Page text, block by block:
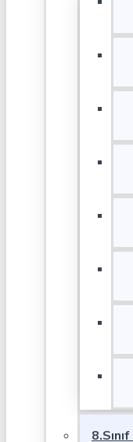
8.Sınıf